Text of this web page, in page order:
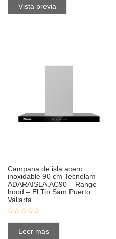
Vista previa
Campana de isla acero
inoxidable 90 cm Tecnolam –
ADARAISLA.AC90 – Range
hood – El Tio Sam Puerto
Vallarta
Leer más